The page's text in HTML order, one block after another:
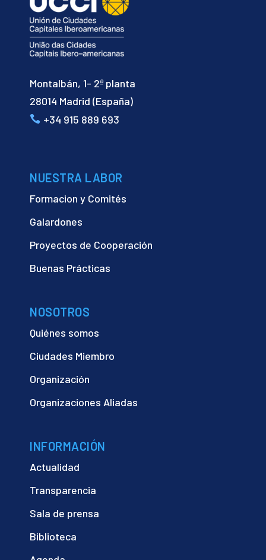
Montalbán, 1- 2ª planta
28014 Madrid (España)
+34 915 889 693
NUESTRA LABOR
Formacion y Comités
Galardones
Proyectos de Cooperación
Buenas Prácticas
NOSOTROS
Quiénes somos
Ciudades Miembro
Organización
Organizaciones Aliadas
INFORMACIÓN
Actualidad
Transparencia
Sala de prensa
Biblioteca